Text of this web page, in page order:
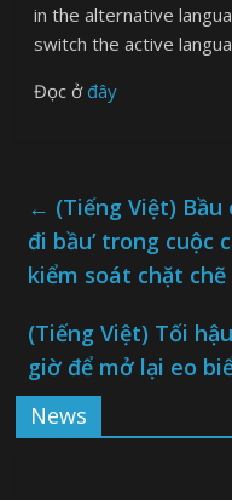
in the alternative
switch the active
Đọc ởđây
← (Tiếng Việt) Bầu
đi bầu’ trong cuộc
kiểm soát chặt chẽ
(Tiếng Việt) Tối
giờ để mở lại eo
News